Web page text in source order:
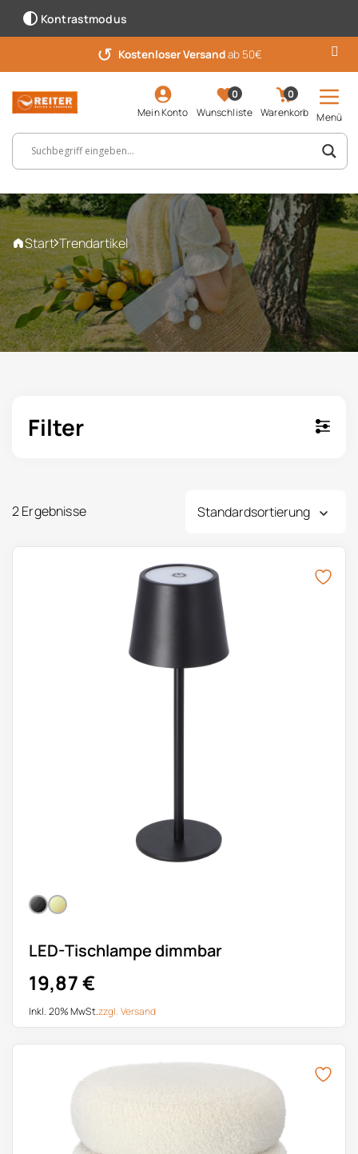
Kontrastmodus
↺ Kostenloser Versandab 50€
Mein Konto
0
Wunschliste
0
Warenkorb
Menü
Suchbegriff, Artikelnummer ...
Start Trendartikel
Filter
2 Ergebnisse
LED-Tischlampe dimmbar
19,87€
Inkl. 20% MwSt.zzgl. Versand
Dieses Produkt weist mehrere Varianten auf. Die Optionen
Dieses Produkt weist mehrere Varianten auf. Die Optionen